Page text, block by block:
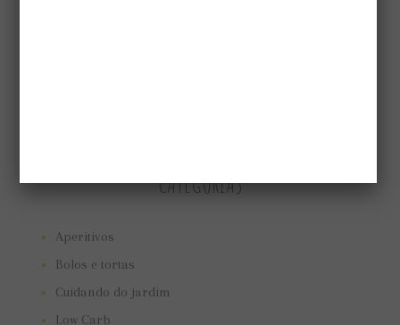
CATEGORIAS
Aperitivos
Bolos e tortas
Cuidando do jardim
Low Carb